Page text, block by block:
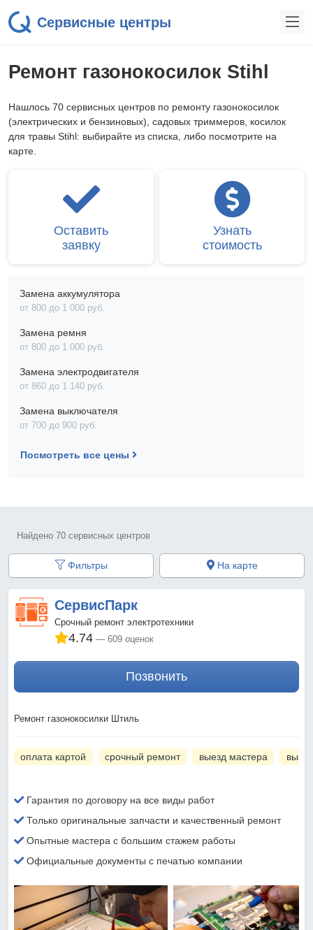
Сервисные центры
Ремонт газонокосилок Stihl
Нашлось 70 сервисных центров по ремонту газонокосилок
(электрических и бензиновых), садовых триммеров, косилок
для травы Stihl: выбирайте из списка, либо посмотрите на
карте.
Оставить
заявку
Узнать
стоимость
Замена аккумулятора
от 800 до 1 000 pyб.
Замена ремня
от 800 до 1 000 pyб.
Замена электродвигателя
от 860 до 1 140 pyб.
Замена выключателя
от 700 до 900 pyб.
Посмотреть все цены
Найдено 70 сервисных центров
Фильтры На карте
СервисПарк
Срочный ремонт электротехники
4.74 609 оценок
Позвонить
Ремонт газонокосилки Штиль
оплата картой срочный ремонт выезд мастера
Гарантия по договору на все виды работ
Только оригинальные запчасти и качественный ремонт
Опытные мастера с большим стажем работы
Официальные документы с печатью компании